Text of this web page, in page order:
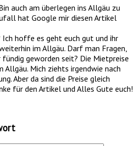
auch am überlegen ins Allgäu zu
hat Google mir diesen Artikel
Ich hoffe es geht euch gut und ihr
im Allgäu. Darf man Fragen,
geworden seit? Die Mietpreise
Allgäu. Mich ziehts irgendwie nach
Aber da sind die Preise gleich
für den Artikel und Alles Gute euch!